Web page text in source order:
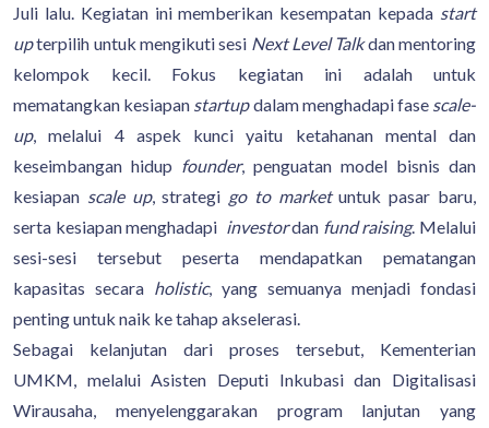
Juli lalu. Kegiatan ini memberikan kesempatan kepada start
upterpilih untuk mengikuti sesi Next Level Talkdan mentoring
kelompok kecil. Fokus kegiatan ini adalah untuk
mematangkan kesiapan startupdalam menghadapi fase scale-
up, melalui 4 aspek kunci yaitu ketahanan mental dan
keseimbangan hidup founder, penguatan model bisnis dan
kesiapan scale up, strategi go to marketuntuk pasar baru,
serta kesiapan menghadapi investordan fund raising. Melalui
sesi-sesi tersebut peserta mendapatkan pematangan
kapasitas secara holistic, yang semuanya menjadi fondasi
penting untuk naik ke tahap akselerasi.
Sebagai kelanjutan dari proses tersebut, Kementerian
UMKM, melalui Asisten Deputi Inkubasi dan Digitalisasi
Wirausaha, menyelenggarakan program lanjutan yang